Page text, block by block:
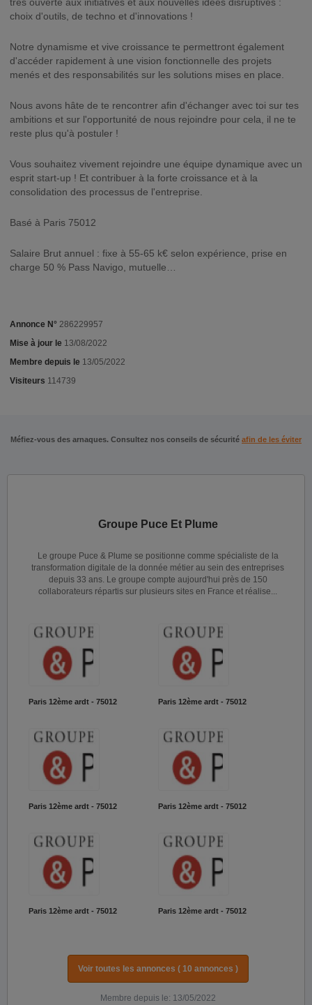
choix d'outils, de techno et d'innovations !
Notre dynamisme et vive croissance te permettront également
d'accéder rapidement à une vision fonctionnelle des projets
menés et des responsabilités sur les solutions mises en place.
Nous avons hâte de te rencontrer afin d'échanger avec toi sur tes
ambitions et sur l'opportunité de nous rejoindre pour cela, il ne te
reste plus qu'à postuler !
Vous souhaitez vivement rejoindre une équipe dynamique avec un
esprit start-up ! Et contribuer à la forte croissance et à la
consolidation des processus de l'entreprise.
Basé à Paris 75012
Salaire Brut annuel : fixe à 55-65 k€ selon expérience, prise en
charge 50 % Pass Navigo, mutuelle…
Annonce N° 286229957
Mise à jour le 13/08/2022
Membre depuis le 13/05/2022
Visiteurs 114739
Méfiez-vous des arnaques. Consultez nos conseils de sécurité afin de les éviter
Groupe Puce Et Plume
Le groupe Puce & Plume se positionne comme spécialiste de la
transformation digitale de la donnée métier au sein des entreprises
depuis 33 ans. Le groupe compte aujourd'hui près de 150
collaborateurs répartis sur plusieurs sites en France et réalise...
Paris 12ème ardt - 75012 Paris 12ème ardt - 75012
Paris 12ème ardt - 75012 Paris 12ème ardt - 75012
Paris 12ème ardt - 75012 Paris 12ème ardt - 75012
Voir toutes les annonces ( 10 annonces )
Membre depuis le: 13/05/2022